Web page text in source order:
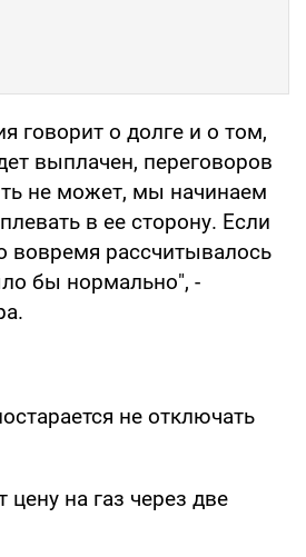
говорит о долге и о том,
выплачен, переговоров
не может, мы начинаем
в ее сторону. Если
вовремя рассчитывалось
бы нормально", -
не отключать
цену на газ через две